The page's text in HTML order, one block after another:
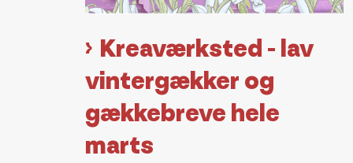
Kreaværksted - lav
vintergækker og
gækkebreve hele
marts